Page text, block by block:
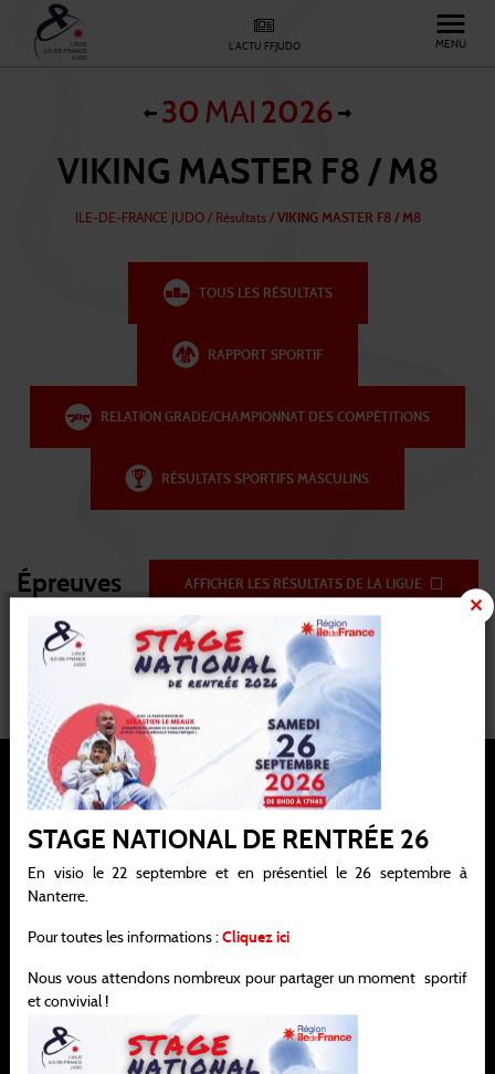
L'ACTU FFJUDO MENU
30 MAI 2026
VIKING MASTER F8 / M8
ILE-DE-FRANCE JUDO/ Résultats / VIKING MASTER F8 / M8
TOUS LES RÉSULTATS
RAPPORT SPORTIF
RELATION GRADE/CHAMPIONNAT DES COMPÉTITIONS
RÉSULTATS SPORTIFS MASCULINS
Épreuves AFFICHER LES RÉSULTATS DE LA LIGUE
-90
Ligue Ile-de-France de judo, jujitsu, kendo et disciplines associées
Siège social : 21 / 25 avenue de la Porte de Châtillon 75014 PARIS
Bureau : 138 rue Salvador Allende 92000 NANTERRE
06.45.29.49.64
STAGE NATIONAL DE RENTRÉE 26
En visio le 22 septembre et en présentiel le 26 septembre à
Nanterre.
Pour toutes les informations : Cliquez ici
Nous vous attendons nombreux pour partager un moment sportif
et convivial !